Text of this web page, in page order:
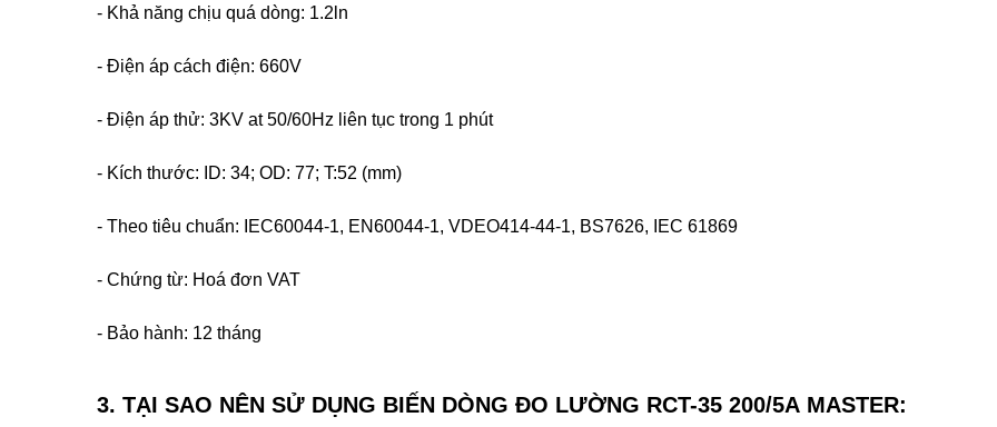
- Khả năng chịu quá dòng: 1.2ln
- Điện áp cách điện: 660V
- Điện áp thử: 3KV at 50/60Hz liên tục trong 1 phút
- Kích thước: ID: 34; OD: 77; T:52 (mm)
- Theo tiêu chuẩn: IEC60044-1, EN60044-1, VDEO414-44-1, BS7626, IEC 61869
- Chứng từ: Hoá đơn VAT
- Bảo hành: 12 tháng
3. TẠI SAO NÊN SỬ DỤNG BIẾN DÒNG ĐO LƯỜNG RCT-35 200/5A MASTER: